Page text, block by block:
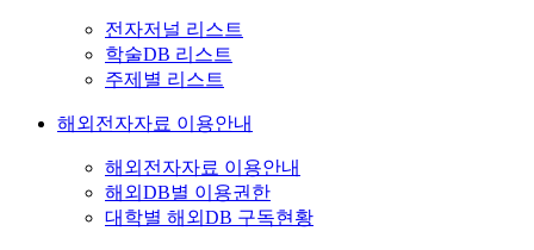
전자저널 리스트
학술DB 리스트
주제별 리스트
해외전자자료 이용안내
해외전자자료 이용안내
해외DB별 이용권한
대학별 해외DB 구독현황